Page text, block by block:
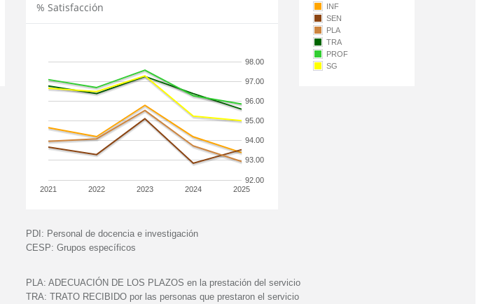
% Satisfacción
2021 2022 2023 2024 2025
92.00
93.00
94.00
95.00
96.00
97.00
98.00
INF
SEN
PLA
TRA
PROF
SG
PDI: Personal de docencia e investigación
CESP: Grupos específicos
PLA: ADECUACIÓN DE LOS PLAZOS en la prestación del servicio
TRA: TRATO RECIBIDO por las personas que prestaron el servicio